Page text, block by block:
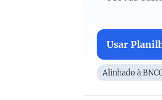
a
d
a
à
B
Usar
Alinhado à